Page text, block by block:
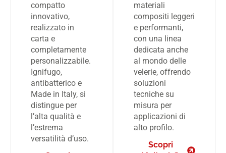
compatto
innovativo,
realizzato in
carta e
completamente
personalizzabile.
Ignifugo,
antibatterico e
Made in Italy, si
distingue per
l’alta qualità e
l’estrema
versatilità d’uso.
materiali
compositi leggeri
e performanti,
con una linea
dedicata anche
al mondo delle
velerie, offrendo
soluzioni
tecniche su
misura per
applicazioni di
alto profilo.
Scopri